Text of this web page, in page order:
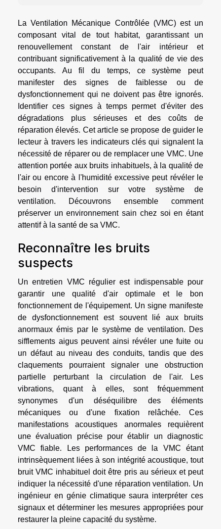
La Ventilation Mécanique Contrôlée (VMC) est un
composant vital de tout habitat, garantissant un
renouvellement constant de l'air intérieur et
contribuant significativement à la qualité de vie des
occupants. Au fil du temps, ce système peut
manifester des signes de faiblesse ou de
dysfonctionnement qui ne doivent pas être ignorés.
Identifier ces signes à temps permet d'éviter des
dégradations plus sérieuses et des coûts de
réparation élevés. Cet article se propose de guider le
lecteur à travers les indicateurs clés qui signalent la
nécessité de réparer ou de remplacer une VMC. Une
attention portée aux bruits inhabituels, à la qualité de
l'air ou encore à l'humidité excessive peut révéler le
besoin d'intervention sur votre système de
ventilation. Découvrons ensemble comment
préserver un environnement sain chez soi en étant
attentif à la santé de sa VMC.
Reconnaître les bruits
suspects
Un entretien VMC régulier est indispensable pour
garantir une qualité d'air optimale et le bon
fonctionnement de l'équipement. Un signe manifeste
de dysfonctionnement est souvent lié aux bruits
anormaux émis par le système de ventilation. Des
sifflements aigus peuvent ainsi révéler une fuite ou
un défaut au niveau des conduits, tandis que des
claquements pourraient signaler une obstruction
partielle perturbant la circulation de l'air. Les
vibrations, quant à elles, sont fréquemment
synonymes d'un déséquilibre des éléments
mécaniques ou d'une fixation relâchée. Ces
manifestations acoustiques anormales requièrent
une évaluation précise pour établir un diagnostic
VMC fiable. Les performances de la VMC étant
intrinsèquement liées à son intégrité acoustique, tout
bruit VMC inhabituel doit être pris au sérieux et peut
indiquer la nécessité d'une réparation ventilation. Un
ingénieur en génie climatique saura interpréter ces
signaux et déterminer les mesures appropriées pour
restaurer la pleine capacité du système.